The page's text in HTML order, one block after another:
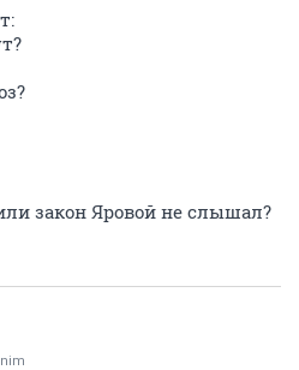
закон Яровой не слышал?